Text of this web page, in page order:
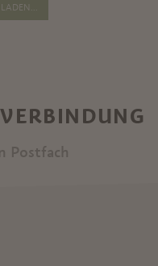
LADEN...
Postfach